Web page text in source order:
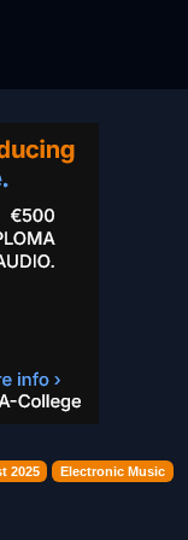
2025 Electronic Music